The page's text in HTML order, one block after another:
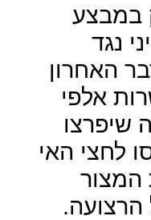
במבצע
נגד
האחרון
אלפי
שיפרצו
לחצי האי
המצור